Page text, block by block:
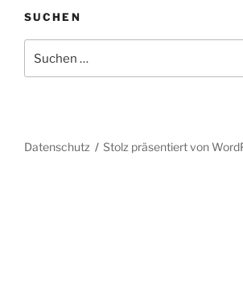
SUCHEN
nach:
Datenschutz Stolz präsentiert von